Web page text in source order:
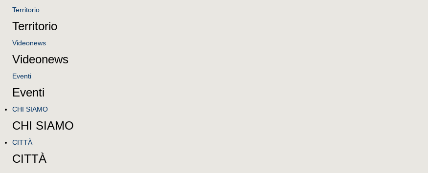
Territorio
Territorio
Videonews
Videonews
Eventi
Eventi
CHI SIAMO
CHI SIAMO
CITTÀ
CITTÀ